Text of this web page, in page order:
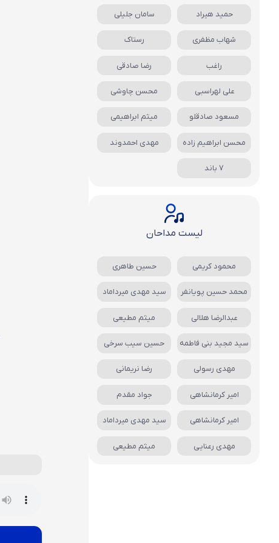
حمید هیراد سامان جلیلی
شهاب مظفری رستاک
راغب رضا صادقی
علی لهراسبی محسن چاوشی
مسعود صادقلو میثم ابراهیمی
محسن ابراهیم زاده مهدی احمدوند
7 باند
لیست مداحان
محمود کریمی حسین طاهری
محمد حسین پویانفر سید مهدی میرداماد
عبدالرضا هلالی میثم مطیعی
سید مجید بنی فاطمه حسین سیب سرخی
مهدی رسولی رضا نریمانی
امیر کرمانشاهی جواد مقدم
امیر کرمانشاهی سید مهدی میرداماد
مهدی رعنایی میثم مطیعی